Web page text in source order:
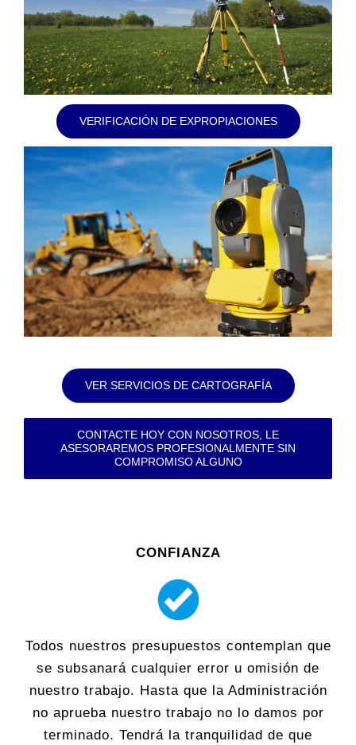
VERIFICACIÓN DE EXPROPIACIONES
VER SERVICIOS DE CARTOGRAFÍA
CONTACTE HOY CON NOSOTROS, LE
ASESORAREMOS PROFESIONALMENTE SIN
COMPROMISO ALGUNO
CONFIANZA
Todos nuestros presupuestos contemplan que
se subsanará cualquier error u omisión de
nuestro trabajo. Hasta que la Administración
no aprueba nuestro trabajo no lo damos por
terminado. Tendrá la tranquilidad de que